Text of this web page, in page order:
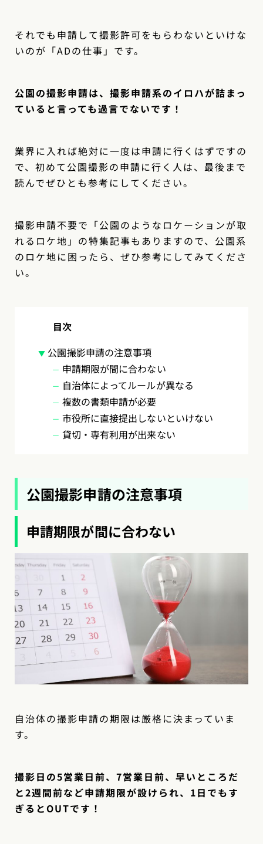
それでも申請して撮影許可をもらわないといけな
いのが「ADの仕事」です。
公園の撮影申請は、撮影申請系のイロハが詰まっ
ていると言っても過言でないです！
業界に入れば絶対に一度は申請に行くはずですの
で、初めて公園撮影の申請に行く人は、最後まで
読んでぜひとも参考にしてください。
撮影申請不要で「公園のようなロケーションが取
れるロケ地」の特集記事もありますので、公園系
のロケ地に困ったら、ぜひ参考にしてみてくださ
い。
目次
公園撮影申請の注意事項
申請期限が間に合わない
自治体によってルールが異なる
複数の書類申請が必要
市役所に直接提出しないといけない
貸切・専有利用が出来ない
公園撮影申請の注意事項
申請期限が間に合わない
自治体の撮影申請の期限は厳格に決まっていま
す。
撮影日の5営業日前、7営業日前、早いところだ
と2週間前など申請期限が設けられ、1日でもす
ぎるとOUTです！